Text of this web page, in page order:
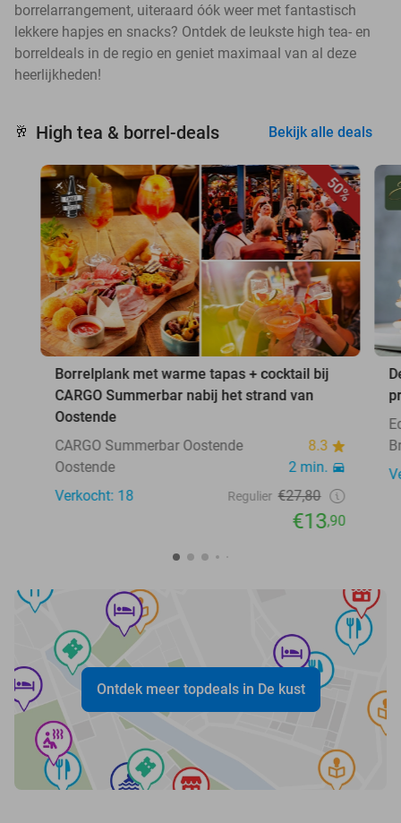
borrelarrangement, uiteraard óók weer met fantastisch
lekkere hapjes en snacks? Ontdek de leukste high tea- en
borreldeals in de regio en geniet maximaal van al deze
heerlijkheden!
🥂 High tea & borrel-deals Bekijk alle deals
50%
Borrelplank met warme tapas + cocktail bij
CARGO Summerbar nabij het strand van
Oostende
CARGO Summerbar Oostende
8.3
Oostende
2 min.
Verkocht: 18
Regulier €27,80
€13,90
Ontdek meer topdeals in De kust